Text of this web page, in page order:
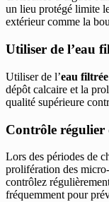
un lieu protégé limite
extérieur comme la
Utiliser de l’eau
Utiliser de l’eau filtrée
dépôt calcaire et la
qualité supérieure
Contrôle régulier
Lors des périodes de
prolifération des
contrôlez
fréquemment pour